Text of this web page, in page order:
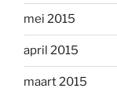
mei 2015
april 2015
maart 2015